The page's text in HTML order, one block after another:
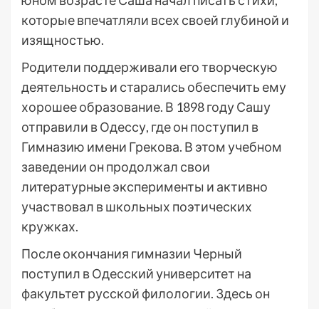
которые впечатляли всех своей глубиной и
изящностью.
Родители поддерживали его творческую
деятельность и старались обеспечить ему
хорошее образование. В 1898 году Сашу
отправили в Одессу, где он поступил в
Гимназию имени Грекова. В этом учебном
заведении он продолжал свои
литературные эксперименты и активно
участвовал в школьных поэтических
кружках.
После окончания гимназии Черный
поступил в Одесский университет на
факультет русской филологии. Здесь он